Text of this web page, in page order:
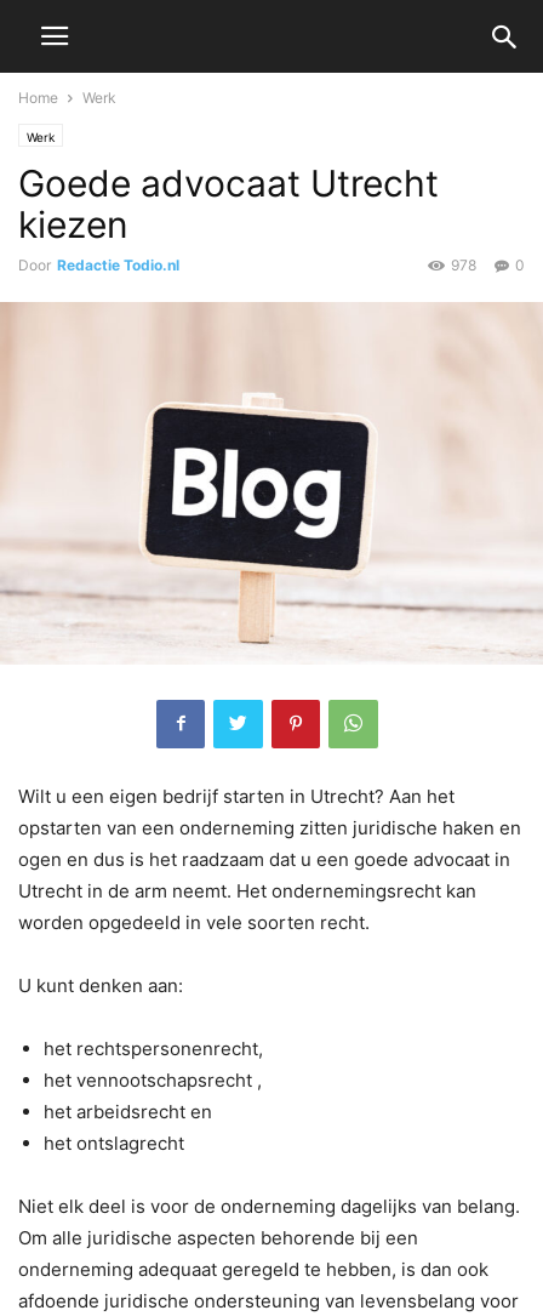
Home Werk
Werk
Goede advocaat Utrecht
kiezen
Door Redactie Todio.nl 0
978
Wilt u een eigen bedrijf starten in Utrecht? Aan het
opstarten van een onderneming zitten juridische haken en
ogen en dus is het raadzaam dat u een goede advocaat in
Utrecht in de arm neemt. Het ondernemingsrecht kan
worden opgedeeld in vele soorten recht.
U kunt denken aan:
het rechtspersonenrecht,
het vennootschapsrecht ,
het arbeidsrecht en
het ontslagrecht
Niet elk deel is voor de onderneming dagelijks van belang.
Om alle juridische aspecten behorende bij een
onderneming adequaat geregeld te hebben, is dan ook
afdoende juridische ondersteuning van levensbelang voor